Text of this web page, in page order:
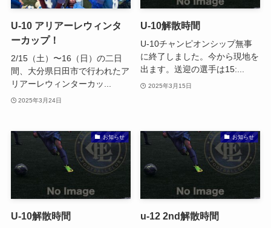
U-10 アリアーレウィンタ
ーカップ！
2/15（土）〜16（日）の二日
間、大分県日田市で行われたア
リアーレウィンターカッ...
2025年3月24日
U-10解散時間
U-10チャンピオンシップ無事
に終了しました。今から現地を
出ます。送迎の選手は15:...
2025年3月15日
お知らせ
U-10解散時間
お知らせ
u-12 2nd解散時間